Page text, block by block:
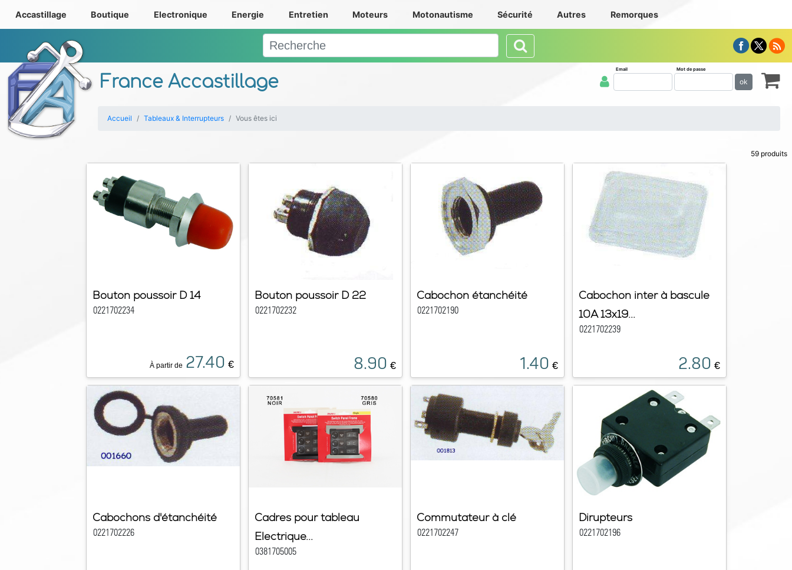
France Accastillage
Accastillage Boutique Electronique Energie Entretien Moteurs Motonautisme Sécurité Autres Remorques
Email Mot de passe
ok
Accueil Tableaux & Interrupteurs Vous êtes ici
59 produits
Bouton poussoir D 14
0221702234
À partir de 27.40 €
Bouton poussoir D 22
0221702232
8.90 €
Cabochon étanchéité
0221702190
1.40 €
Cabochon inter à bascule
10A 13x19...
0221702239
2.80 €
Cabochons d'étanchéité
0221702226
Cadres pour tableau
Electrique...
0381705005
Commutateur à clé
0221702247
Dirupteurs
0221702196